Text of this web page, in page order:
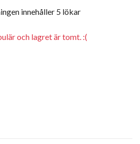
innehåller 5 lökar
och lagret är tomt. :(